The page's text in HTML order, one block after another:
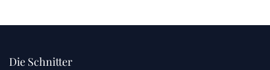
Die Schnitter